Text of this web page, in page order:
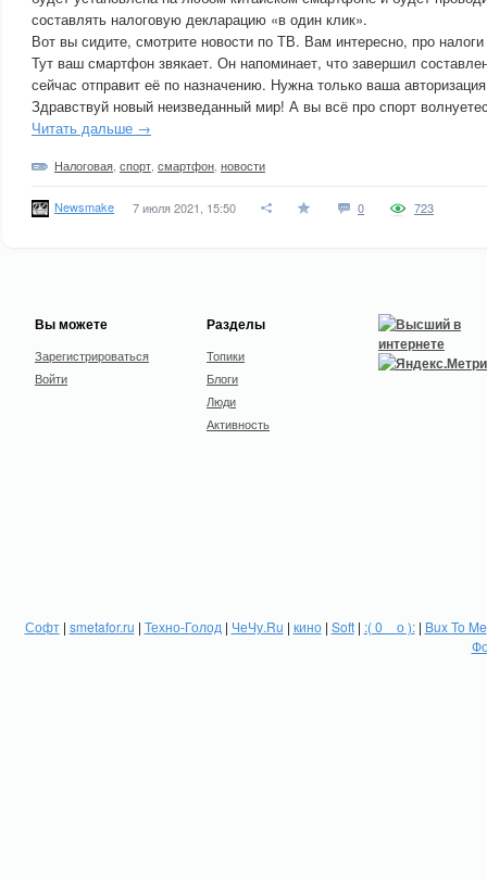
составлять налоговую декларацию «в один клик».
Вот вы сидите, смотрите новости по ТВ. Вам интересно, про
Тут ваш смартфон звякает. Он напоминает, что завершил
сейчас отправит её по назначению. Нужна только ваша
Здравствуй новый неизведанный мир! А вы всё про спорт
Читать дальше →
Налоговая спорт смартфон новости
Newsmake 7 июля 2021, 15:50 0 723
Вы можете
Зарегистрироваться
Войти
Разделы
Топики
Блоги
Люди
Активность
Софт| smetafor.ru | Техно-Голод | ЧеЧу.Ru | кино| Soft| :( 0 _ о ):| Bux To Me